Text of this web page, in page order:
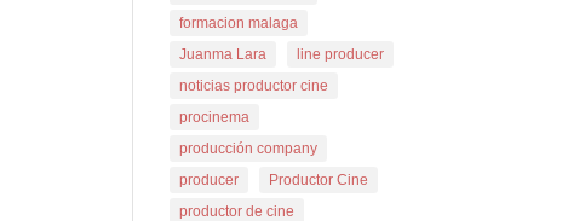
formacion malaga
Juanma Lara
line producer
noticias productor cine
procinema
producción company
producer
Productor Cine
productor de cine